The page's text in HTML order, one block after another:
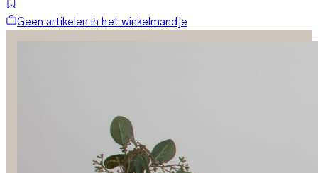
Geen artikelen in het winkelmandje